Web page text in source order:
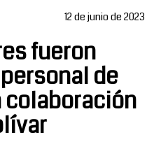
12 de junio de 2023
fueron
de
colaboración